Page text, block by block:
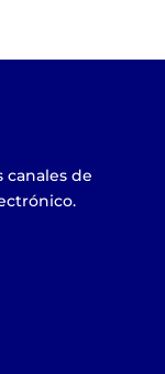
de